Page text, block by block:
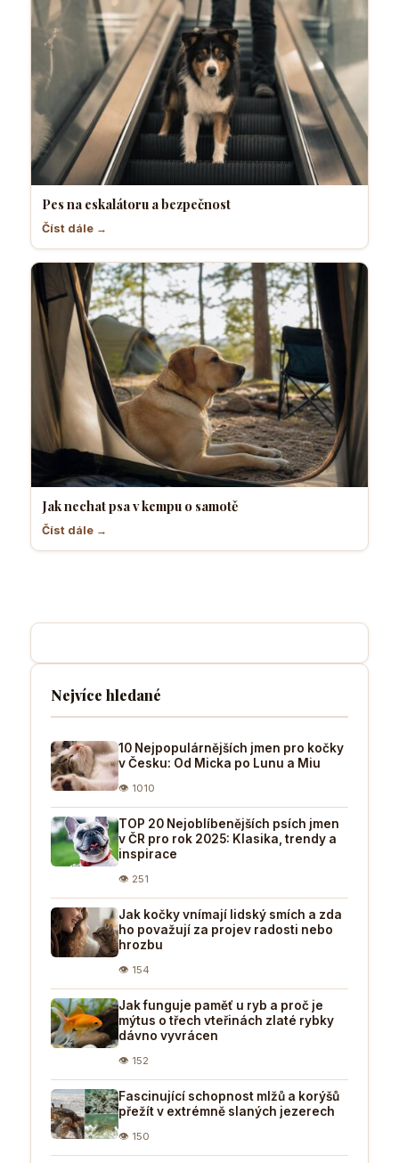
Pes na eskalátoru a bezpečnost
Číst dále →
Jak nechat psa v kempu o samotě
Číst dále →
Nejvíce hledané
10 Nejpopulárnějších jmen pro kočky
v Česku: Od Micka po Lunu a Miu
👁 1010
TOP 20 Nejoblíbenějších psích jmen
v ČR pro rok 2025: Klasika, trendy a
inspirace
👁 251
Jak kočky vnímají lidský smích a zda
ho považují za projev radosti nebo
hrozbu
👁 154
Jak funguje paměť u ryb a proč je
mýtus o třech vteřinách zlaté rybky
dávno vyvrácen
👁 152
Fascinující schopnost mlžů a korýšů
přežít v extrémně slaných jezerech
👁 150